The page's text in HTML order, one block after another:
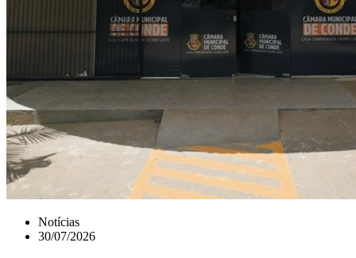
Notícias
30/07/2026